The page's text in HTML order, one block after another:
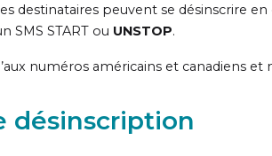
destinataires peuvent se désinscrire
SMS START ou UNSTOP.
numéros américains et canadiens et
désinscription